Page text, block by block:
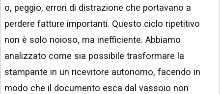
ANDROID
AI
APPS
APPS
TECNOLOGIA
o, peggio, errori di distrazione che portavano a
perdere fatture importanti. Questo ciclo ripetitivo
non è solo noioso, ma inefficiente. Abbiamo
analizzato come sia possibile trasformare la
stampante in un ricevitore autonomo, facendo in
modo che il documento esca dal vassoio non